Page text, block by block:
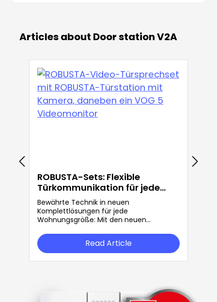
Articles about Door station V2A
ROBUSTA-Sets: Flexible
Türkommunikation für jede
Anforderung
Bewährte Technik in neuen
Komplettlösungen für jede
Wohnungsgröße: Mit den neuen
Flexibilität in der Türkommunikation.
Read Article